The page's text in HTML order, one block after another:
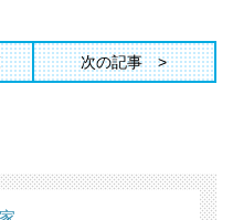
次の記事